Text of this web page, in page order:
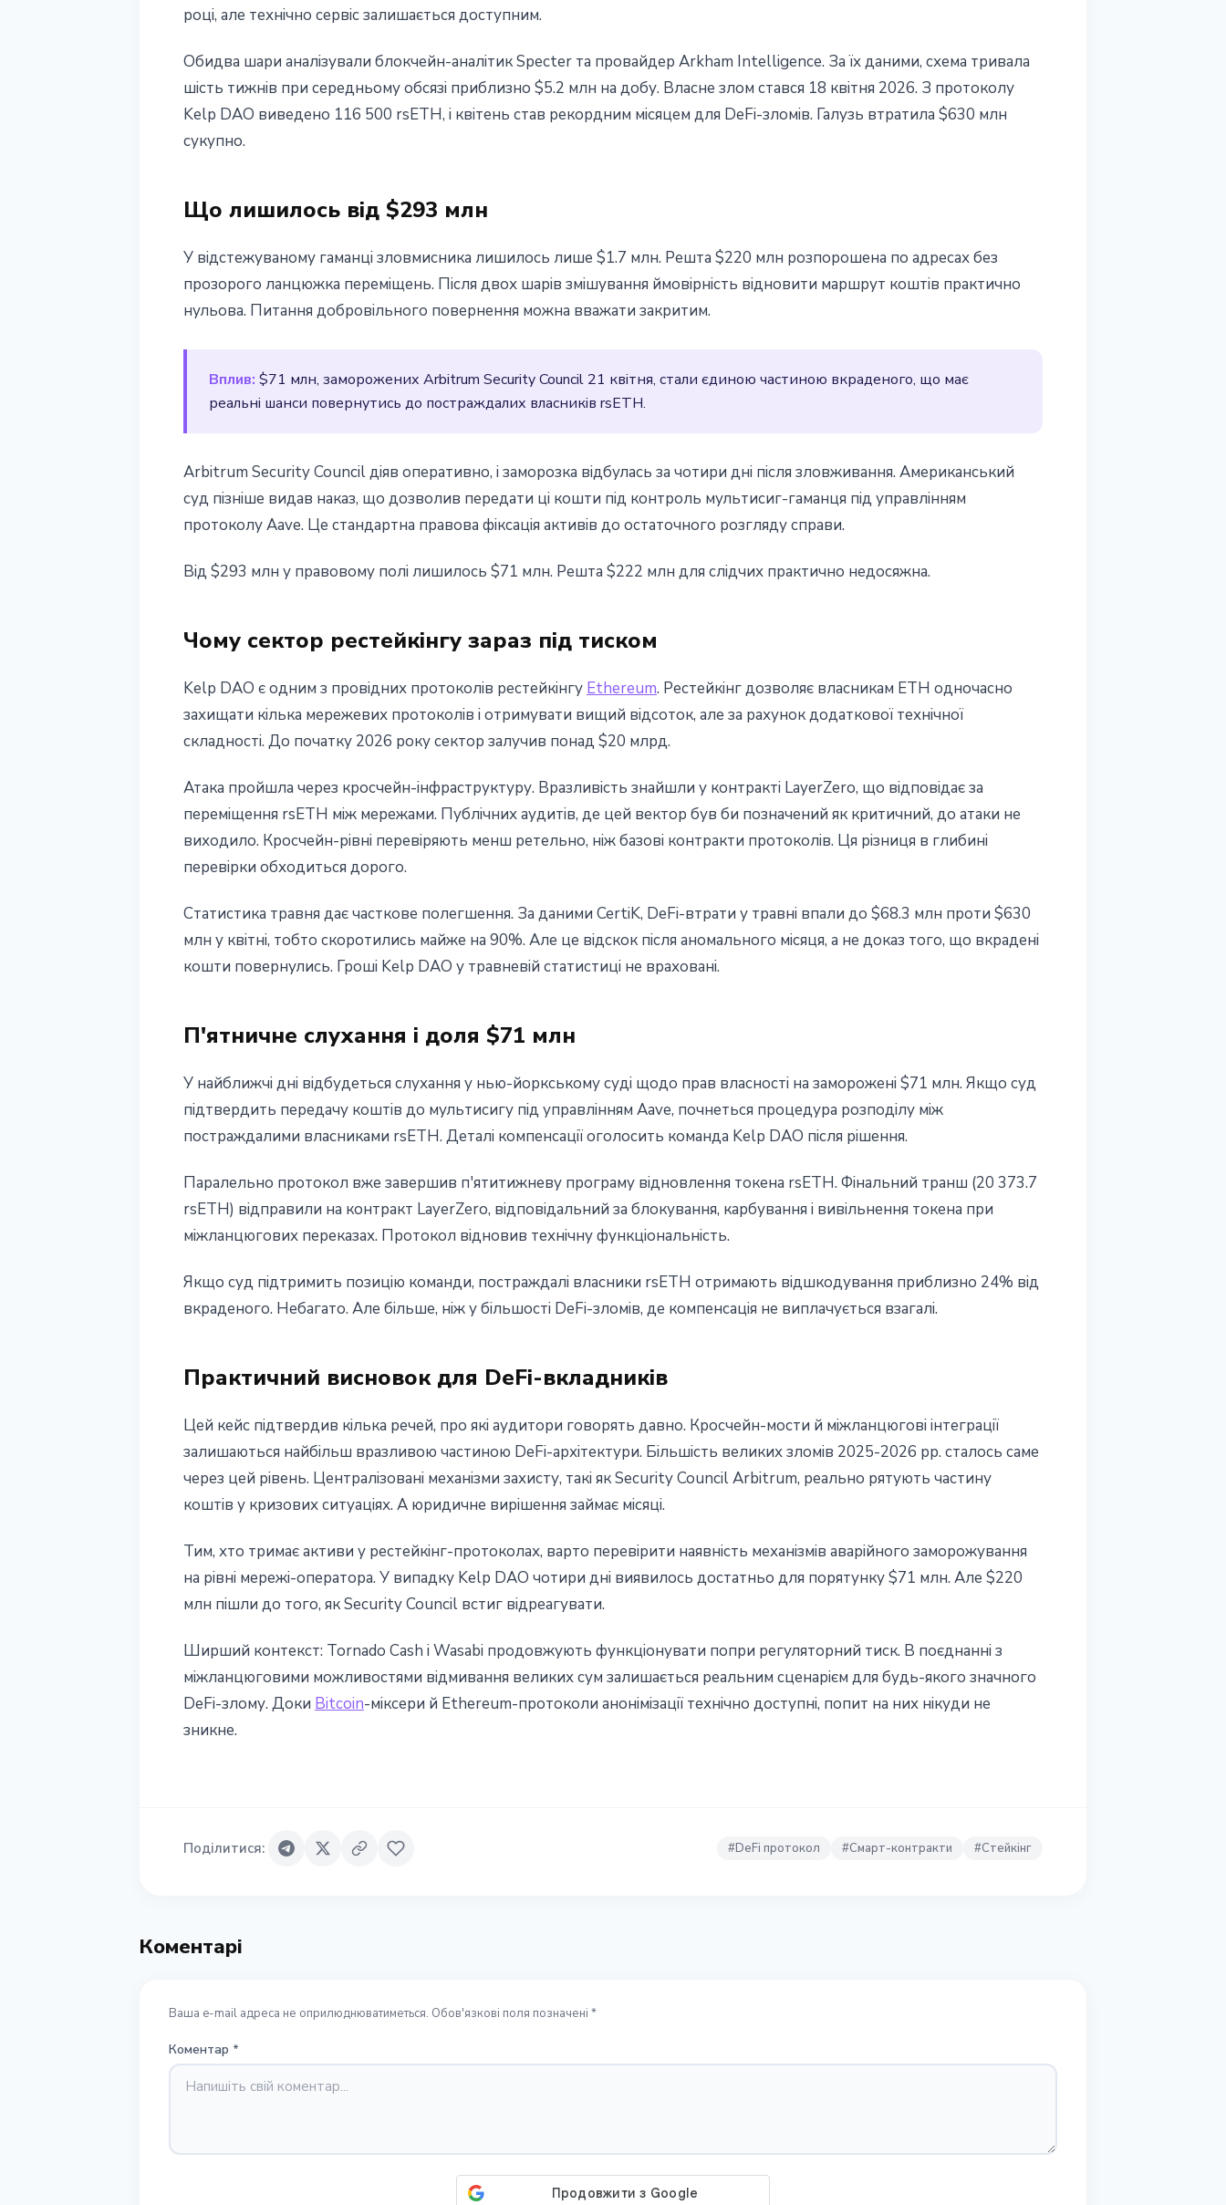
році, але технічно сервіс залишається доступним.
Обидва шари аналізували блокчейн-аналітик Specter та провайдер Arkham Intelligence. За їх даними, схема тривала
шість тижнів при середньому обсязі приблизно $5.2 млн на добу. Власне злом стався 18 квітня 2026. З протоколу
Kelp DAO виведено 116 500 rsETH, і квітень став рекордним місяцем для DeFi-зломів. Галузь втратила $630 млн
сукупно.
Що лишилось від $293 млн
У відстежуваному гаманці зловмисника лишилось лише $1.7 млн. Решта $220 млн розпорошена по адресах без
прозорого ланцюжка переміщень. Після двох шарів змішування ймовірність відновити маршрут коштів практично
нульова. Питання добровільного повернення можна вважати закритим.
Вплив: $71 млн, заморожених Arbitrum Security Council 21 квітня, стали єдиною частиною вкраденого, що має
реальні шанси повернутись до постраждалих власників rsETH.
Arbitrum Security Council діяв оперативно, і заморозка відбулась за чотири дні після зловживання. Американський
суд пізніше видав наказ, що дозволив передати ці кошти під контроль мультисиг-гаманця під управлінням
протоколу Aave. Це стандартна правова фіксація активів до остаточного розгляду справи.
Від $293 млн у правовому полі лишилось $71 млн. Решта $222 млн для слідчих практично недосяжна.
Чому сектор рестейкінгу зараз під тиском
Kelp DAO є одним з провідних протоколів рестейкінгу Ethereum. Рестейкінг дозволяє власникам ETH одночасно
захищати кілька мережевих протоколів і отримувати вищий відсоток, але за рахунок додаткової технічної
складності. До початку 2026 року сектор залучив понад $20 млрд.
Атака пройшла через кросчейн-інфраструктуру. Вразливість знайшли у контракті LayerZero, що відповідає за
переміщення rsETH між мережами. Публічних аудитів, де цей вектор був би позначений як критичний, до атаки не
виходило. Кросчейн-рівні перевіряють менш ретельно, ніж базові контракти протоколів. Ця різниця в глибині
перевірки обходиться дорого.
Статистика травня дає часткове полегшення. За даними CertiK, DeFi-втрати у травні впали до $68.3 млн проти $630
млн у квітні, тобто скоротились майже на 90%. Але це відскок після аномального місяця, а не доказ того, що вкрадені
кошти повернулись. Гроші Kelp DAO у травневій статистиці не враховані.
П'ятничне слухання і доля $71 млн
У найближчі дні відбудеться слухання у нью-йоркському суді щодо прав власності на заморожені $71 млн. Якщо суд
підтвердить передачу коштів до мультисигу під управлінням Aave, почнеться процедура розподілу між
постраждалими власниками rsETH. Деталі компенсації оголосить команда Kelp DAO після рішення.
Паралельно протокол вже завершив п'ятитижневу програму відновлення токена rsETH. Фінальний транш (20 373.7
rsETH) відправили на контракт LayerZero, відповідальний за блокування, карбування і вивільнення токена при
міжланцюгових переказах. Протокол відновив технічну функціональність.
Якщо суд підтримить позицію команди, постраждалі власники rsETH отримають відшкодування приблизно 24% від
вкраденого. Небагато. Але більше, ніж у більшості DeFi-зломів, де компенсація не виплачується взагалі.
Практичний висновок для DeFi-вкладників
Цей кейс підтвердив кілька речей, про які аудитори говорять давно. Кросчейн-мости й міжланцюгові інтеграції
залишаються найбільш вразливою частиною DeFi-архітектури. Більшість великих зломів 2025-2026 рр. сталось саме
через цей рівень. Централізовані механізми захисту, такі як Security Council Arbitrum, реально рятують частину
коштів у кризових ситуаціях. А юридичне вирішення займає місяці.
Тим, хто тримає активи у рестейкінг-протоколах, варто перевірити наявність механізмів аварійного заморожування
на рівні мережі-оператора. У випадку Kelp DAO чотири дні виявилось достатньо для порятунку $71 млн. Але $220
млн пішли до того, як Security Council встиг відреагувати.
Ширший контекст: Tornado Cash і Wasabi продовжують функціонувати попри регуляторний тиск. В поєднанні з
міжланцюговими можливостями відмивання великих сум залишається реальним сценарієм для будь-якого значного
DeFi-злому. Доки Bitcoin-міксери й Ethereum-протоколи анонімізації технічно доступні, попит на них нікуди не
зникне.
Поділитися: #DeFi протокол #Смарт-контракти #Стейкінг
Коментарі
Ваша e-mail адреса не оприлюднюватиметься. Обов'язкові поля позначені *
Коментар *